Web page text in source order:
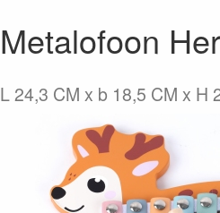
Metalofoon
L 24,3 CM x b 18,5 CM x H